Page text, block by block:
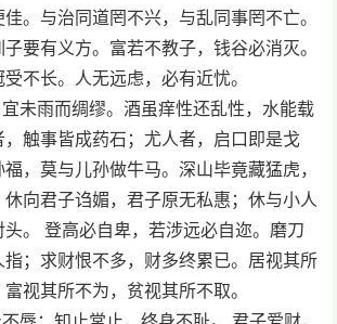
。与治同道罔不兴，与乱同事罔不亡。
要有义方。富若不教子，钱谷必消灭。
不长。人无远虑，必有近忧。
未雨而绸缪。酒虽痒性还乱性，水能载
触事皆成药石；尤人者，启口即是戈
，莫与儿孙做牛马。深山毕竟藏猛虎，
向君子诌媚，君子原无私惠；休与小人
。 登高必自卑，若涉远必自迩。磨刀
；求财恨不多，财多终累已。居视其所
视其所不为，贫视其所不取。